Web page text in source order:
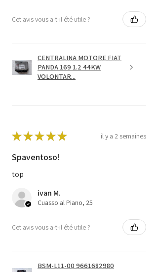
Cet avis vous a-t-il été utile ?
CENTRALINA MOTORE FIAT
PANDA 169 1.2 44KW
VOLONTAR...
★★★★★ il y a 2 semaines
Spaventoso!
top
ivan M.
Cuasso al Piano, 25
Cet avis vous a-t-il été utile ?
BSM-L11-00 9661682980